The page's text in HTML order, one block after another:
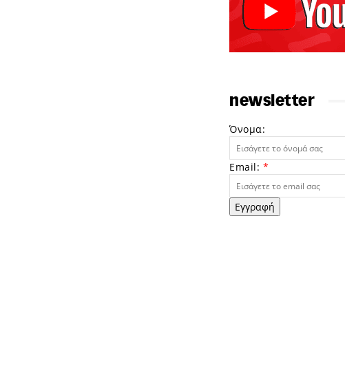
newsletter
Όνομα:
Email: *
Εγγραφή